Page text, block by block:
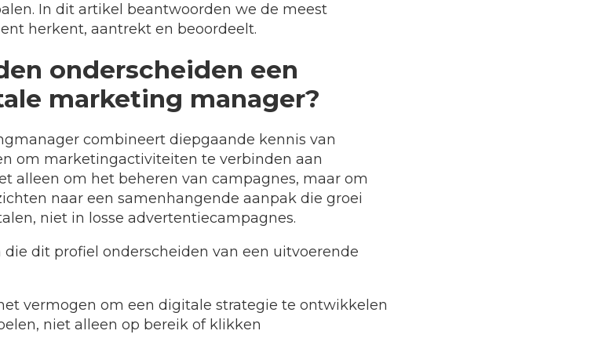
In dit artikel beantwoorden we de meest
herkent, aantrekt en beoordeelt.
onderscheiden een
marketing manager?
combineert diepgaande kennis van
om marketingactiviteiten te verbinden aan
alleen om het beheren van campagnes, maar om
naar een samenhangende aanpak die groei
niet in losse advertentiecampagnes.
dit profiel onderscheiden van een uitvoerende
vermogen om een digitale strategie te ontwikkelen
niet alleen op bereik of klikken